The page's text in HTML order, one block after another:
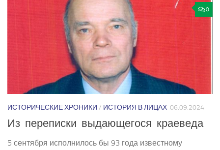
0
ИСТОРИЧЕСКИЕ ХРОНИКИ / ИСТОРИЯ В ЛИЦАХ 06.09.2024
Из переписки выдающегося краеведа
5 сентября исполнилось бы 93 года известному